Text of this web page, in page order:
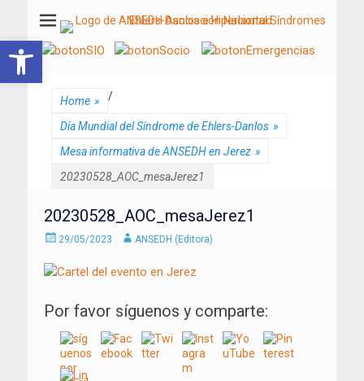
Abrir barra de herramientas
ANSEDH
Asociación Nacional del Síndrome de Ehlers-Danlos e Hiperlaxitud
Home »
Día Mundial del Síndrome de Ehlers-Danlos »
/
Mesa informativa de ANSEDH en Jerez »
20230528_AOC_mesaJerez1
20230528_AOC_mesaJerez1
Enviado
29/05/2023 AutorANSEDH (Editora)
Por favor síguenos y comparte: